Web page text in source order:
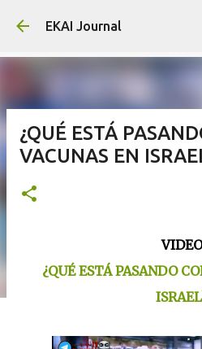
EKAI Journal
¿QUÉ ESTÁ
VACUNAS EN
VIDEO
¿QUÉ ESTÁ PASANDO